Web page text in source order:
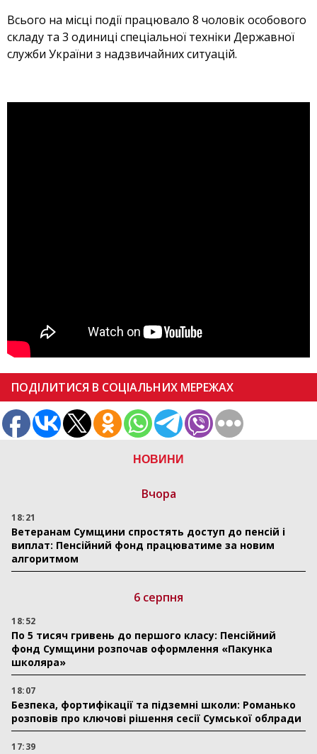
НОВИНИ
Вчора
18:21
Ветеранам Сумщини спростять доступ до пенсій і
виплат: Пенсійний фонд працюватиме за новим
алгоритмом
6 серпня
18:52
По 5 тисяч гривень до першого класу: Пенсійний
фонд Сумщини розпочав оформлення «Пакунка
школяра»
18:07
Безпека, фортифікації та підземні школи: Романько
розповів про ключові рішення сесії Сумської облради
17:39
Всього на місці події працювало 8 чоловік особового
складу та 3 одиниці спеціальної техніки Державної
служби України з надзвичайних ситуацій.
ПОДІЛИТИСЯ В СОЦІАЛЬНИХ МЕРЕЖАХ